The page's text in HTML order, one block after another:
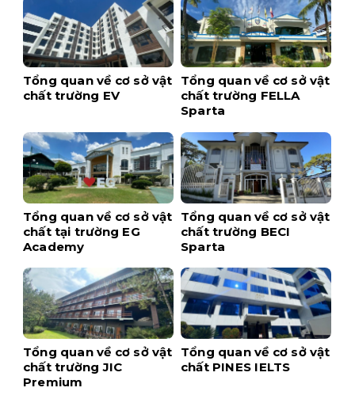
Tổng quan về cơ sở vật
chất trường EV
Tổng quan về cơ sở vật
chất trường FELLA
Sparta
Tổng quan về cơ sở vật
chất tại trường EG
Academy
Tổng quan về cơ sở vật
chất trường BECI
Sparta
Tổng quan về cơ sở vật
chất trường JIC
Premium
Tổng quan về cơ sở vật
chất PINES IELTS